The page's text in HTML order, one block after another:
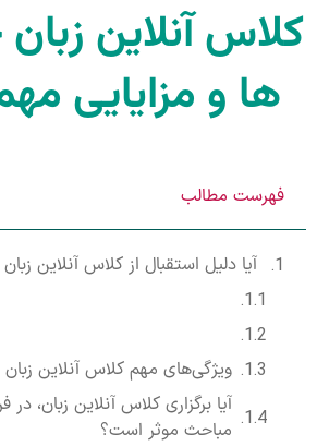
کلاس آنلاین
ها و مزایایی
فهرست مطالب
آیا دلیل استقبال از کلاس آنلاین
ویژگی‌های مهم کلاس آنلاین
آیا برگزاری کلاس آنلاین زبان،
مباحث موثر است؟